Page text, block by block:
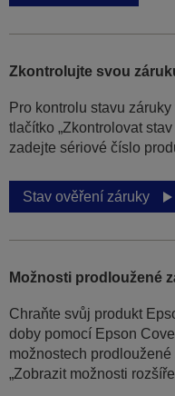
Zkontrolujte svou
Pro kontrolu stavu
tlačítko „Zkontrolovat
zadejte sériové číslo
Stav ověření záruky
Možnosti prodloužené
Chraňte svůj produkt
doby pomocí Epson
možnostech
„Zobrazit možnosti